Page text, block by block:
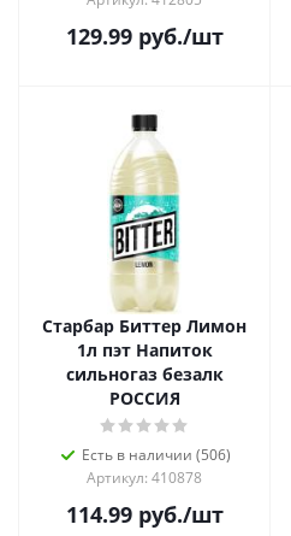
129.99руб./шт
Старбар Биттер Лимон
1л пэт Напиток
сильногаз безалк
РОССИЯ
Есть в наличии (506)
Артикул: 410878
114.99руб./шт